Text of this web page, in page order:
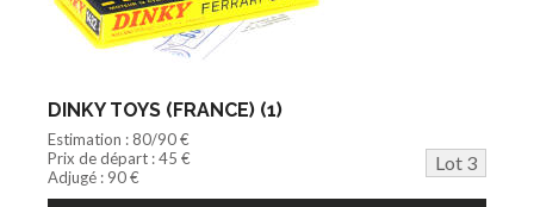
DINKY TOYS (FRANCE) (1)
Estimation : 80/90 €
Prix de départ : 45 €
Lot 3
Adjugé : 90 €